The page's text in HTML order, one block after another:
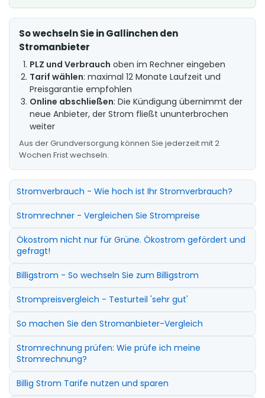
So wechseln Sie in Gallinchen den
Stromanbieter
PLZ und Verbrauch oben im Rechner eingeben
Tarif wählen: maximal 12 Monate Laufzeit und
Preisgarantie empfohlen
Online abschließen: Die Kündigung übernimmt der
neue Anbieter, der Strom fließt ununterbrochen
weiter
Aus der Grundversorgung können Sie jederzeit mit 2
Wochen Frist wechseln.
Stromverbrauch - Wie hoch ist Ihr Stromverbrauch?
Stromrechner - Vergleichen Sie Strompreise
Ökostrom nicht nur für Grüne. Ökostrom gefördert und
gefragt!
Billigstrom - So wechseln Sie zum Billigstrom
Strompreisvergleich - Testurteil 'sehr gut'
So machen Sie den Stromanbieter-Vergleich
Stromrechnung prüfen: Wie prüfe ich meine
Stromrechnung?
Billig Strom Tarife nutzen und sparen